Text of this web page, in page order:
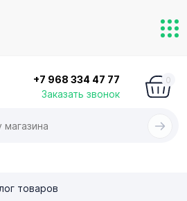
+7 968 334 47 77
Заказать звонок
0
товаров